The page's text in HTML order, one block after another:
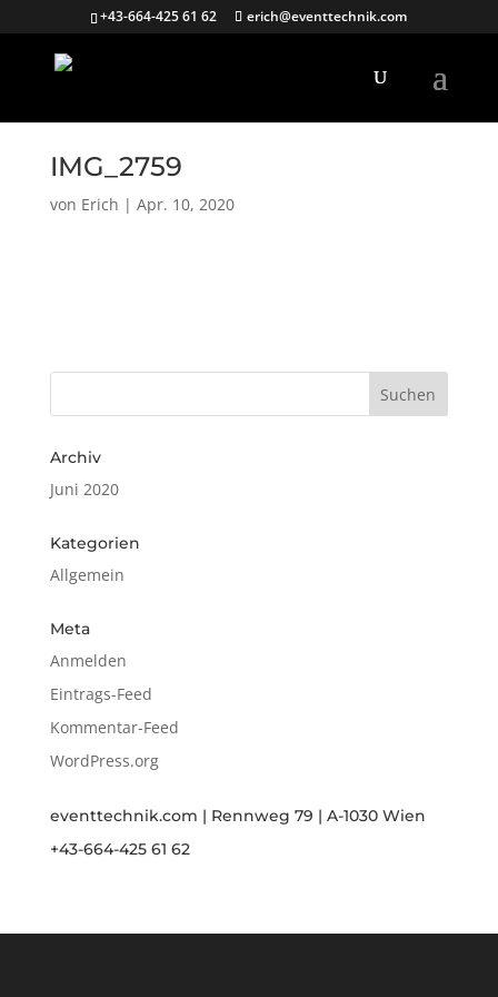
+43-664-425 61 62 erich@eventtechnik.com
IMG_2759
von Erich | Apr. 10, 2020
Archiv
Juni 2020
Kategorien
Allgemein
Meta
Anmelden
Eintrags-Feed
Kommentar-Feed
WordPress.org
eventtechnik.com | Rennweg 79 | A-1030 Wien
+43-664-425 61 62